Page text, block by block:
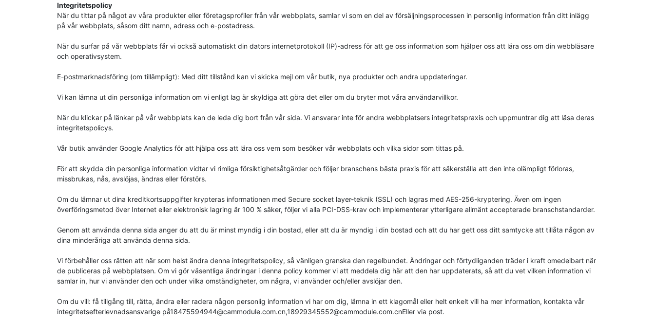
Integritetspolicy
När du tittar på något av våra produkter eller företagsprofiler från vår webbplats, samlar vi som en del av försäljningsprocessen in personlig information från ditt inlägg
på vår webbplats, såsom ditt namn, adress och e-postadress.
När du surfar på vår webbplats får vi också automatiskt din dators internetprotokoll (IP)-adress för att ge oss information som hjälper oss att lära oss om din webbläsare
och operativsystem.
E-postmarknadsföring (om tillämpligt): Med ditt tillstånd kan vi skicka mejl om vår butik, nya produkter och andra uppdateringar.
Vi kan lämna ut din personliga information om vi enligt lag är skyldiga att göra det eller om du bryter mot våra användarvillkor.
När du klickar på länkar på vår webbplats kan de leda dig bort från vår sida. Vi ansvarar inte för andra webbplatsers integritetspraxis och uppmuntrar dig att läsa deras
integritetspolicys.
Vår butik använder Google Analytics för att hjälpa oss att lära oss vem som besöker vår webbplats och vilka sidor som tittas på.
För att skydda din personliga information vidtar vi rimliga försiktighetsåtgärder och följer branschens bästa praxis för att säkerställa att den inte olämpligt förloras,
missbrukas, nås, avslöjas, ändras eller förstörs.
Om du lämnar ut dina kreditkortsuppgifter krypteras informationen med Secure socket layer-teknik (SSL) och lagras med AES-256-kryptering. Även om ingen
överföringsmetod över Internet eller elektronisk lagring är 100 % säker, följer vi alla PCI-DSS-krav och implementerar ytterligare allmänt accepterade branschstandarder.
Genom att använda denna sida anger du att du är minst myndig i din bostad, eller att du är myndig i din bostad och att du har gett oss ditt samtycke att tillåta någon av
dina minderåriga att använda denna sida.
Vi förbehåller oss rätten att när som helst ändra denna integritetspolicy, så vänligen granska den regelbundet. Ändringar och förtydliganden träder i kraft omedelbart när
de publiceras på webbplatsen. Om vi gör väsentliga ändringar i denna policy kommer vi att meddela dig här att den har uppdaterats, så att du vet vilken information vi
samlar in, hur vi använder den och under vilka omständigheter, om några, vi använder och/eller avslöjar den.
Om du vill: få tillgång till, rätta, ändra eller radera någon personlig information vi har om dig, lämna in ett klagomål eller helt enkelt vill ha mer information, kontakta vår
integritetsefterlevnadsansvarige på18475594944@cammodule.com.cn,18929345552@cammodule.com.cnEller via post.